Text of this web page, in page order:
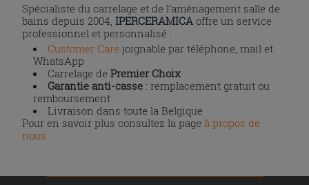
Spécialiste du carrelage et de l’aménagement salle de
bains depuis 2004,IPERCERAMICA offre un service
professionnel et personnalisé :
Customer Care joignable par téléphone, mail et
WhatsApp
Carrelage dePremier Choix
Garantie anti-casse : remplacement gratuit ou
remboursement
Livraison dans toute la Belgique
Pour en savoir plus consultez la page à propos de
nous